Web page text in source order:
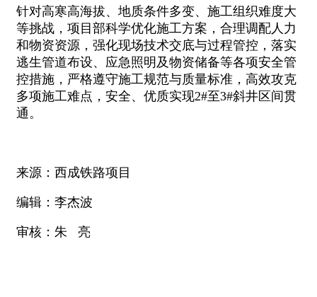
针对高寒高海拔、地质条件多变、施工组织难度大
等挑战，项目部科学优化施工方案，合理调配人力
和物资资源，强化现场技术交底与过程管控，落实
逃生管道布设、应急照明及物资储备等各项安全管
控措施，严格遵守施工规范与质量标准，高效攻克
多项施工难点，安全、优质实现2#至3#斜井区间贯
通。
来源：西成铁路项目
编辑：李杰波
审核：朱 亮